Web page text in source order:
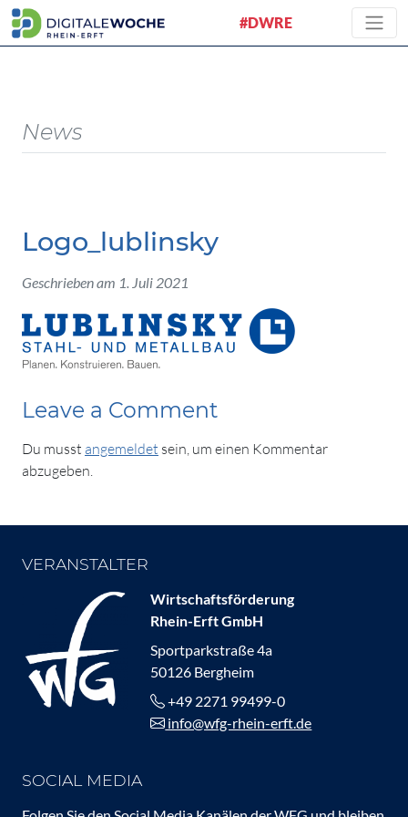
#DWRE
News
Logo_lublinsky
Geschrieben am 1. Juli 2021
Leave a Comment
Du musst angemeldet sein, um einen Kommentar
abzugeben.
VERANSTALTER
Wirtschaftsförderung
Rhein-Erft GmbH
Sportparkstraße 4a
50126 Bergheim
+49 2271 99499-0
info@wfg-rhein-erft.de
SOCIAL MEDIA